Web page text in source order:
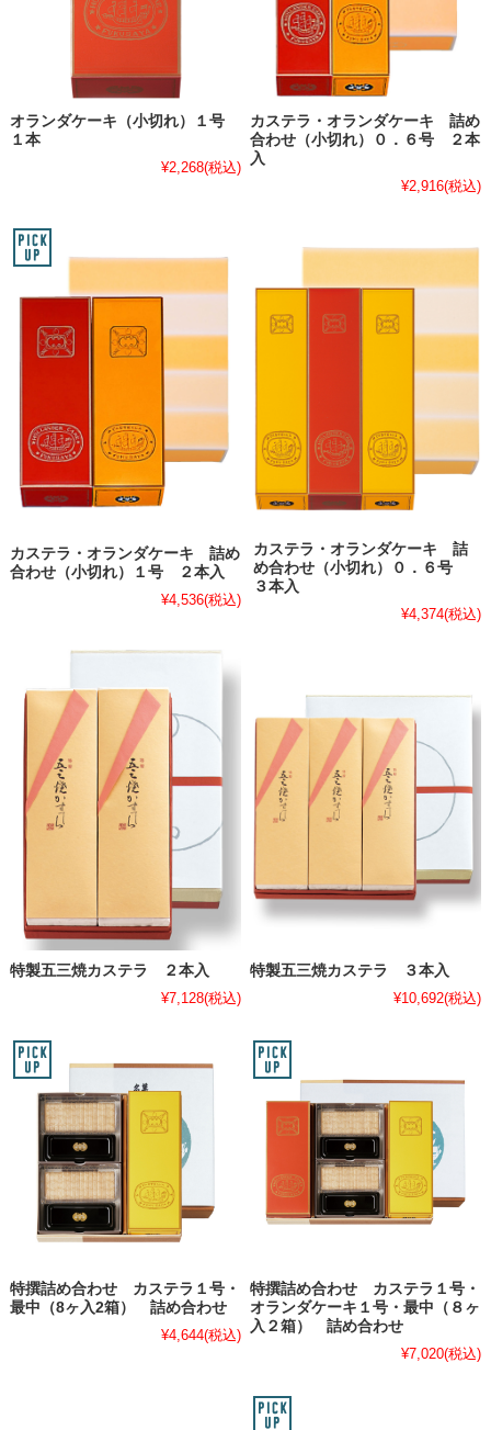
オランダケーキ（小切れ）１号
１本
¥2,268(税込)
カステラ・オランダケーキ 詰め
合わせ（小切れ）０．６号 ２本
入
¥2,916(税込)
カステラ・オランダケーキ 詰め
合わせ（小切れ）１号 ２本入
¥4,536(税込)
カステラ・オランダケーキ 詰
め合わせ（小切れ）０．６号
３本入
¥4,374(税込)
特製五三焼カステラ ２本入
¥7,128(税込)
特製五三焼カステラ ３本入
¥10,692(税込)
特撰詰め合わせ カステラ１号・
最中（8ヶ入2箱） 詰め合わせ
¥4,644(税込)
特撰詰め合わせ カステラ１号・
オランダケーキ１号・最中（８ヶ
入２箱） 詰め合わせ
¥7,020(税込)